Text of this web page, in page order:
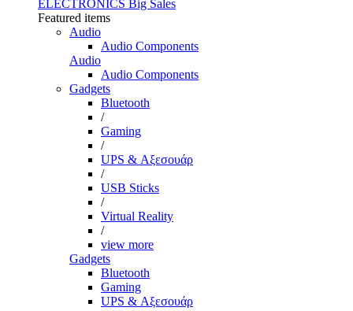
ELECTRONICS Big Sales
Featured items
Audio
Audio Components
Audio
Audio Components
Gadgets
Bluetooth
/
Gaming
/
UPS & Αξεσουάρ
/
USB Sticks
/
Virtual Reality
/
view more
Gadgets
Bluetooth
Gaming
UPS & Αξεσουάρ